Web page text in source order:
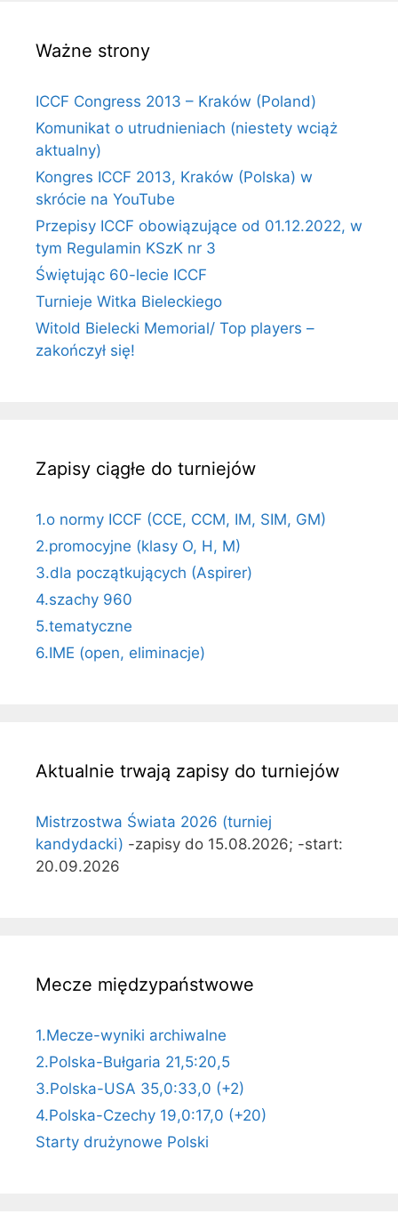
Ważne strony
ICCF Congress 2013 – Kraków (Poland)
Komunikat o utrudnieniach (niestety wciąż
aktualny)
Kongres ICCF 2013, Kraków (Polska) w
skrócie na YouTube
Przepisy ICCF obowiązujące od 01.12.2022, w
tym Regulamin KSzK nr 3
Świętując 60-lecie ICCF
Turnieje Witka Bieleckiego
Witold Bielecki Memorial/ Top players –
zakończył się!
Zapisy ciągłe do turniejów
1.o normy ICCF (CCE, CCM, IM, SIM, GM)
2.promocyjne (klasy O, H, M)
3.dla początkujących (Aspirer)
4.szachy 960
5.tematyczne
6.IME (open, eliminacje)
Aktualnie trwają zapisy do turniejów
Mistrzostwa Świata 2026 (turniej
kandydacki) -zapisy do 15.08.2026; -start:
20.09.2026
Mecze międzypaństwowe
1.Mecze-wyniki archiwalne
2.Polska-Bułgaria 21,5:20,5
3.Polska-USA 35,0:33,0 (+2)
4.Polska-Czechy 19,0:17,0 (+20)
Starty drużynowe Polski